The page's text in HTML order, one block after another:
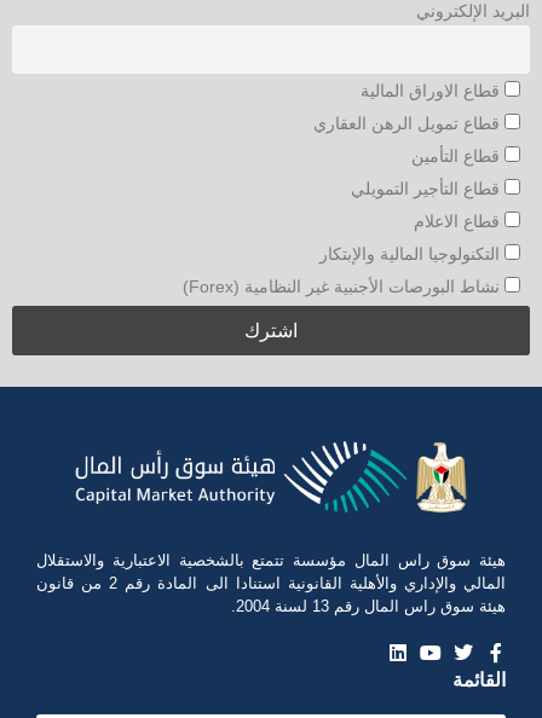
البريد الإلكتروني
قطاع الاوراق المالية
قطاع تمويل الرهن العقاري
قطاع التأمين
قطاع التأجير التمويلي
قطاع الاعلام
التكنولوجيا المالية والإبتكار
نشاط البورصات الأجنبية غير النظامية (Forex)
هيئة سوق راس المال مؤسسة تتمتع بالشخصية الاعتبارية والاستقلال
المالي والإداري والأهلية القانونية استنادا الى المادة رقم 2 من قانون
هيئة سوق راس المال رقم 13 لسنة 2004.
القائمة